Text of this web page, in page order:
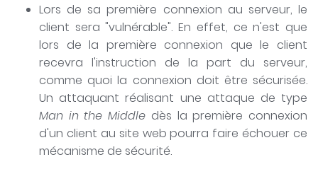
Lors de sa première connexion au serveur, le
client sera "vulnérable". En effet, ce n'est que
lors de la première connexion que le client
recevra l'instruction de la part du serveur,
comme quoi la connexion doit être sécurisée.
Un attaquant réalisant une attaque de type
Man in the Middle dès la première connexion
d'un client au site web pourra faire échouer ce
mécanisme de sécurité.